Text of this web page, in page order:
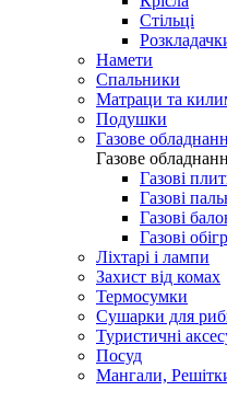
Стільці
Намети
Спальники
Матраци та
Подушки
Газове
Газове
Газові
Газові
Газові
Газові
Ліхтарі і лампи
Захист від комах
Термосумки
Сушарки для
Туристичні
Посуд
Мангали,